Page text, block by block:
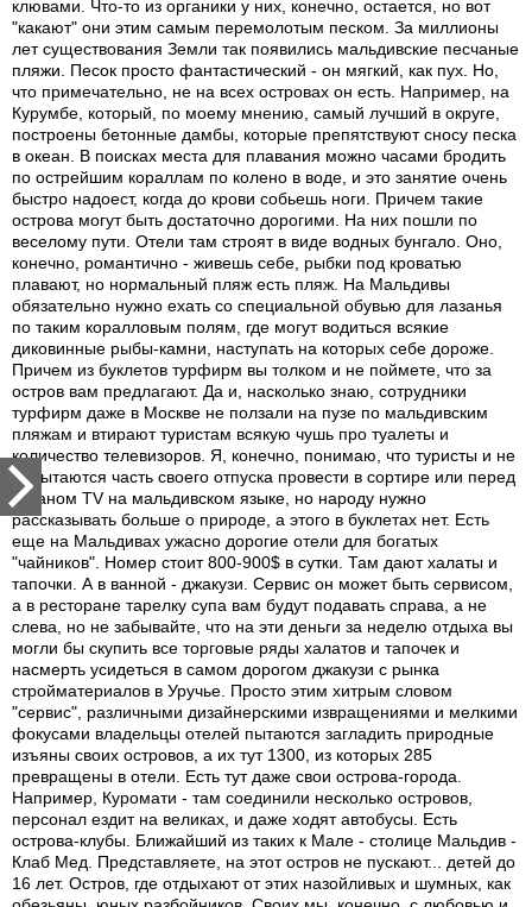
клювами. Что-то из органики у них, конечно, остается, но вот
"какают" они этим самым перемолотым песком. За миллионы
лет существования Земли так появились мальдивские песчаные
пляжи. Песок просто фантастический - он мягкий, как пух. Но,
что примечательно, не на всех островах он есть. Например, на
Курумбе, который, по моему мнению, самый лучший в округе,
построены бетонные дамбы, которые препятствуют сносу песка
в океан. В поисках места для плавания можно часами бродить
по острейшим кораллам по колено в воде, и это занятие очень
быстро надоест, когда до крови собьешь ноги. Причем такие
острова могут быть достаточно дорогими. На них пошли по
веселому пути. Отели там строят в виде водных бунгало. Оно,
конечно, романтично - живешь себе, рыбки под кроватью
плавают, но нормальный пляж есть пляж. На Мальдивы
обязательно нужно ехать со специальной обувью для лазанья
по таким коралловым полям, где могут водиться всякие
диковинные рыбы-камни, наступать на которых себе дороже.
Причем из буклетов турфирм вы толком и не поймете, что за
остров вам предлагают. Да и, насколько знаю, сотрудники
турфирм даже в Москве не ползали на пузе по мальдивским
пляжам и втирают туристам всякую чушь про туалеты и
количество телевизоров. Я, конечно, понимаю, что туристы и не
попытаются часть своего отпуска провести в сортире или перед
экраном TV на мальдивском языке, но народу нужно
рассказывать больше о природе, а этого в буклетах нет. Есть
еще на Мальдивах ужасно дорогие отели для богатых
"чайников". Номер стоит 800-900$ в сутки. Там дают халаты и
тапочки. А в ванной - джакузи. Сервис он может быть сервисом,
а в ресторане тарелку супа вам будут подавать справа, а не
слева, но не забывайте, что на эти деньги за неделю отдыха вы
могли бы скупить все торговые ряды халатов и тапочек и
насмерть усидеться в самом дорогом джакузи с рынка
стройматериалов в Уручье. Просто этим хитрым словом
"сервис", различными дизайнерскими извращениями и мелкими
фокусами владельцы отелей пытаются загладить природные
изъяны своих островов, а их тут 1300, из которых 285
превращены в отели. Есть тут даже свои острова-города.
Например, Куромати - там соединили несколько островов,
персонал ездит на великах, и даже ходят автобусы. Есть
острова-клубы. Ближайший из таких к Мале - столице Мальдив -
Клаб Мед. Представляете, на этот остров не пускают... детей до
16 лет. Остров, где отдыхают от этих назойливых и шумных, как